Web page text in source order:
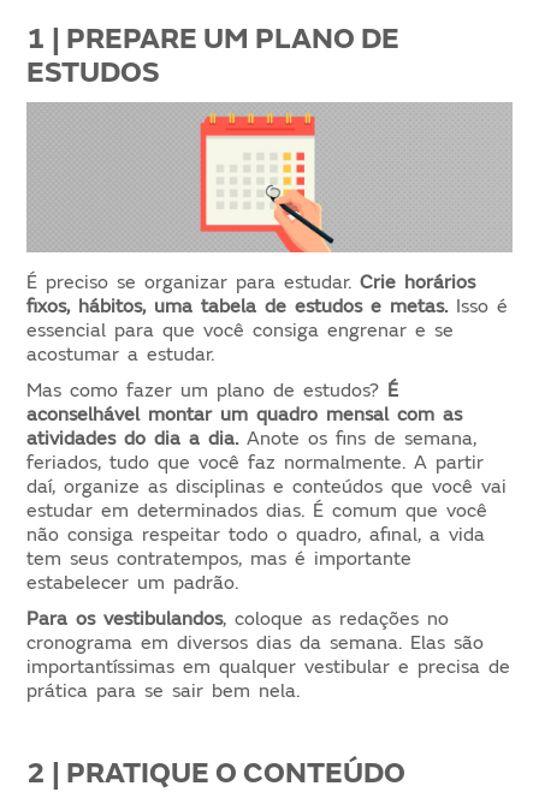
1 | PREPARE UM PLANO DE
ESTUDOS
É preciso se organizar para estudar.Crie horários
fixos, hábitos, uma tabela de estudos e metas.Isso é
essencial para que você consiga engrenar e se
acostumar a estudar.
Mas como fazer um plano de estudos? É
aconselhável montar um quadro mensal com as
atividades do dia a dia.Anote os fins de semana,
feriados, tudo que você faz normalmente. A partir
daí, organize as disciplinas e conteúdos que você vai
estudar em determinados dias. É comum que você
não consiga respeitar todo o quadro, afinal, a vida
tem seus contratempos, mas é importante
estabelecer um padrão.
Para os vestibulandos, coloque as redações no
cronograma em diversos dias da semana. Elas são
importantíssimas em qualquer vestibular e precisa de
prática para se sair bem nela.
2 | PRATIQUE O CONTEÚDO